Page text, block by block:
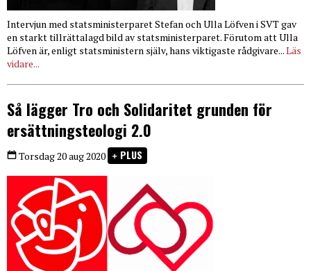
Intervjun med statsministerparet Stefan och Ulla Löfven i SVT gav
en starkt tillrättalagd bild av statsministerparet. Förutom att Ulla
Löfven är, enligt statsministern själv, hans viktigaste rådgivare...Läs
vidare...
Så lägger Tro och Solidaritet grunden för
ersättningsteologi 2.0
Torsdag 20 aug 2020 PLUS